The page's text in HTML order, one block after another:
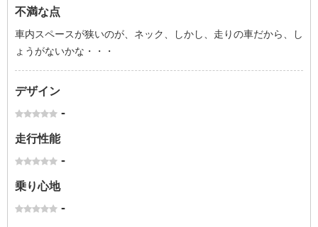
不満な点
車内スペースが狭いのが、ネック、しかし、走りの車だから、し
ょうがないかな・・・
デザイン
-
走行性能
-
乗り心地
-